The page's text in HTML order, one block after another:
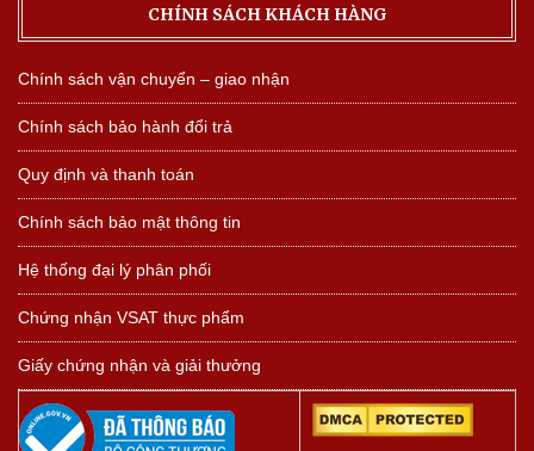
CHÍNH SÁCH KHÁCH HÀNG
Chính sách vận chuyển – giao nhận
Chính sách bảo hành đổi trả
Quy định và thanh toán
Chính sách bảo mật thông tin
Hệ thống đại lý phân phối
Chứng nhận VSAT thực phẩm
Giấy chứng nhận và giải thưởng